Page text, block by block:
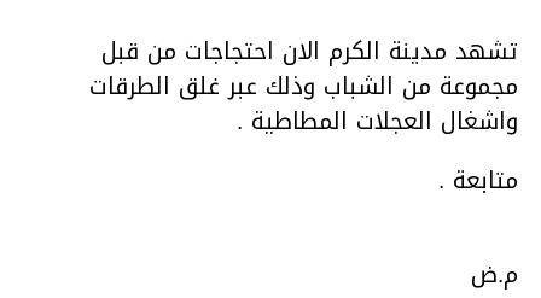
تشهد مدينة الكرم الان احتجاجات من قبل
مجموعة من الشباب وذلك عبر غلق الطرقات
واشغال العجلات المطاطية .
متابعة .
م.ض